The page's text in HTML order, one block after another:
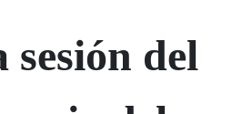
sesión del